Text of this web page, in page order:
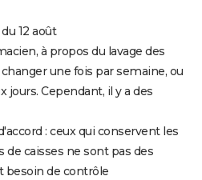
12 août
à propos du lavage des
une fois par semaine, ou
Cependant, il y a des
: ceux qui conservent les
de caisses ne sont pas des
besoin de contrôle